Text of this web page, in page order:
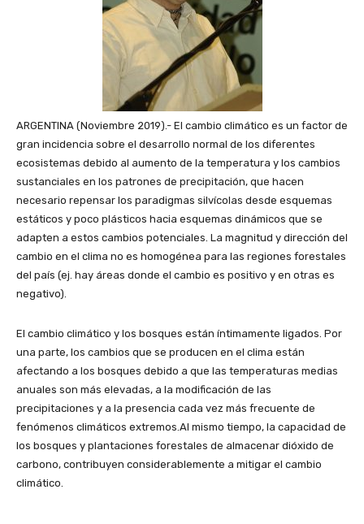
ARGENTINA (Noviembre 2019).- El cambio climático es un factor de
gran incidencia sobre el desarrollo normal de los diferentes
ecosistemas debido al aumento de la temperatura y los cambios
sustanciales en los patrones de precipitación, que hacen
necesario repensar los paradigmas silvícolas desde esquemas
estáticos y poco plásticos hacia esquemas dinámicos que se
adapten a estos cambios potenciales. La magnitud y dirección del
cambio en el clima no es homogénea para las regiones forestales
del país (ej. hay áreas donde el cambio es positivo y en otras es
negativo).
El cambio climático y los bosques están íntimamente ligados. Por
una parte, los cambios que se producen en el clima están
afectando a los bosques debido a que las temperaturas medias
anuales son más elevadas, a la modificación de las
precipitaciones y a la presencia cada vez más frecuente de
fenómenos climáticos extremos.Al mismo tiempo, la capacidad de
los bosques y plantaciones forestales de almacenar dióxido de
carbono, contribuyen considerablemente a mitigar el cambio
climático.